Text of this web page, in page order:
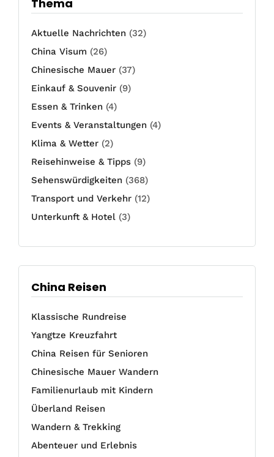
Thema
Aktuelle Nachrichten (32)
China Visum (26)
Chinesische Mauer (37)
Einkauf & Souvenir (9)
Essen & Trinken (4)
Events & Veranstaltungen (4)
Klima & Wetter (2)
Reisehinweise & Tipps (9)
Sehenswürdigkeiten (368)
Transport und Verkehr (12)
Unterkunft & Hotel (3)
China Reisen
Klassische Rundreise
Yangtze Kreuzfahrt
China Reisen für Senioren
Chinesische Mauer Wandern
Familienurlaub mit Kindern
Überland Reisen
Wandern & Trekking
Abenteuer und Erlebnis